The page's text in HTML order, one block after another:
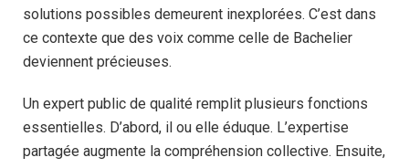
solutions possibles demeurent inexplorées. C’est dans
ce contexte que des voix comme celle de Bachelier
deviennent précieuses.
Un expert public de qualité remplit plusieurs fonctions
essentielles. D’abord, il ou elle éduque. L’expertise
partagée augmente la compréhension collective. Ensuite,